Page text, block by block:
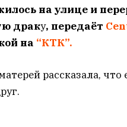
на улице и
драку, передаёт
на “КТК”.
рассказала, что